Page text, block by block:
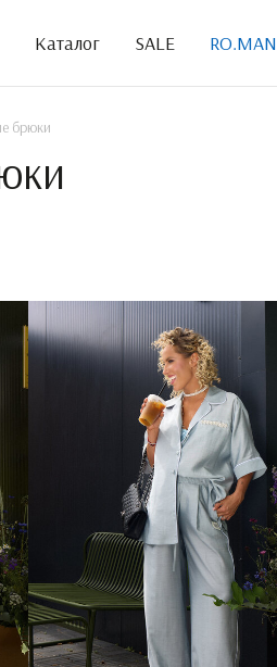
Каталог SALE RO.MAN
брюки